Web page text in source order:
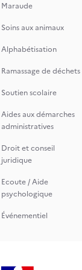
Maraude
Soins aux animaux
Alphabétisation
Ramassage de déchets
Soutien scolaire
Aides aux démarches
administratives
Droit et conseil
juridique
Ecoute / Aide
psychologique
Événementiel